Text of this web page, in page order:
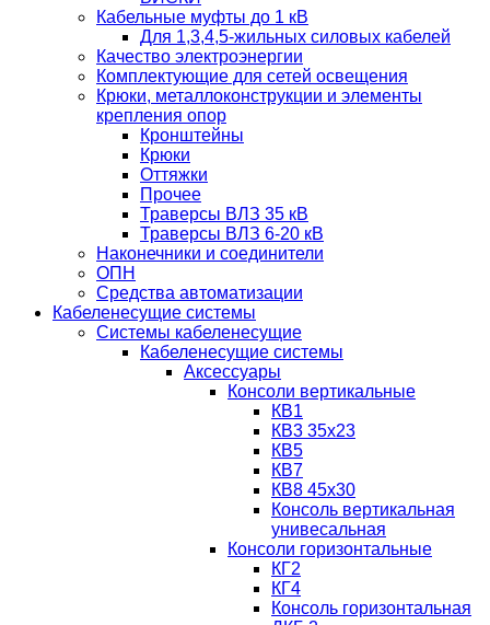
Кабельные муфты до 1 кВ
Для 1,3,4,5-жильных силовых кабелей
Качество электроэнергии
Комплектующие для сетей освещения
Крюки, металлоконструкции и элементы
крепления опор
Кронштейны
Крюки
Оттяжки
Прочее
Траверсы ВЛЗ 35 кВ
Траверсы ВЛЗ 6-20 кВ
Наконечники и соединители
ОПН
Средства автоматизации
Кабеленесущие системы
Системы кабеленесущие
Кабеленесущие системы
Аксессуары
Консоли вертикальные
КВ1
КВ3 35х23
КВ5
КВ7
КВ8 45х30
Консоль вертикальная
унивесальная
Консоли горизонтальные
КГ2
КГ4
Консоль горизонтальная